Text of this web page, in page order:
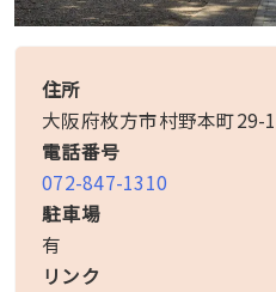
住所
大阪府枚方市村野本町29-1
電話番号
072-847-1310
駐車場
有
リンク